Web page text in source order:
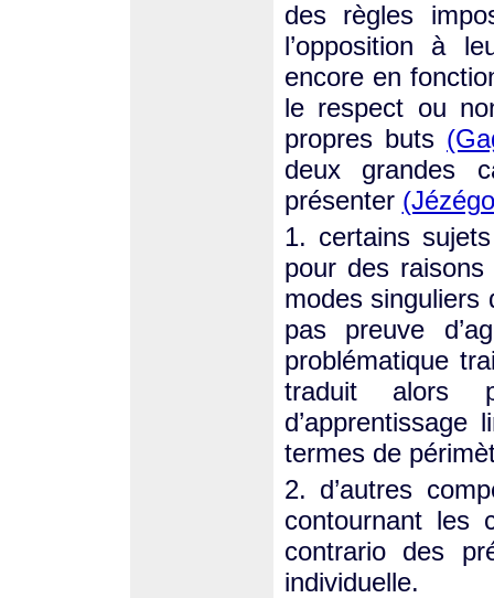
des règles
l’opposition à
encore en
le respect ou
propres buts
deux grandes
présenter
1. certains
pour des
modes singuliers
pas preuve
problématique
traduit alors
termes de
2. d’autres
contournant les
contrario des
individuelle.